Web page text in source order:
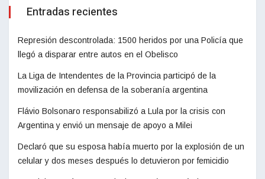
Entradas recientes
Represión descontrolada: 1500 heridos por una Policía que
llegó a disparar entre autos en el Obelisco
La Liga de Intendentes de la Provincia participó de la
movilización en defensa de la soberanía argentina
Flávio Bolsonaro responsabilizó a Lula por la crisis con
Argentina y envió un mensaje de apoyo a Milei
Declaró que su esposa había muerto por la explosión de un
celular y dos meses después lo detuvieron por femicidio